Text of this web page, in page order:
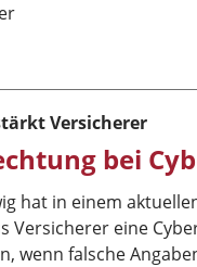
Versicherer
bei
hat in einem
Versicherer eine
wenn falsche